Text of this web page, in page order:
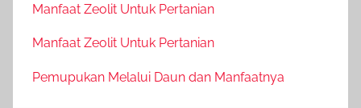
Manfaat Zeolit Untuk Pertanian
Manfaat Zeolit Untuk Pertanian
Pemupukan Melalui Daun dan Manfaatnya